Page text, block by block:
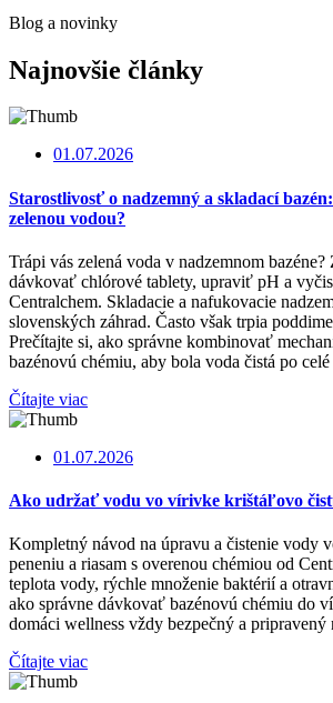
Blog a novinky
Najnovšie články
01.07.2026
Starostlivosť o nadzemný a skladací
zelenou vodou?
Trápi vás zelená voda v nadzemnom
dávkovať chlórové tablety, upraviť pH a
Centralchem. Skladacie a nafukovacie
slovenských záhrad. Často však trpia
Prečítajte si, ako správne kombinovať
bazénovú chémiu, aby bola voda čistá po celé
Čítajte viac
01.07.2026
Ako udržať vodu vo vírivke krištáľovo
Kompletný návod na úpravu a čistenie vody
peneniu a riasam s overenou chémiou od
teplota vody, rýchle množenie baktérií a
ako správne dávkovať bazénovú chémiu do
domáci wellness vždy bezpečný a pripravený
Čítajte viac